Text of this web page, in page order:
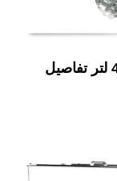
4.المنظف بالموجات فوق الصوتية 40 لتر تفاصيل